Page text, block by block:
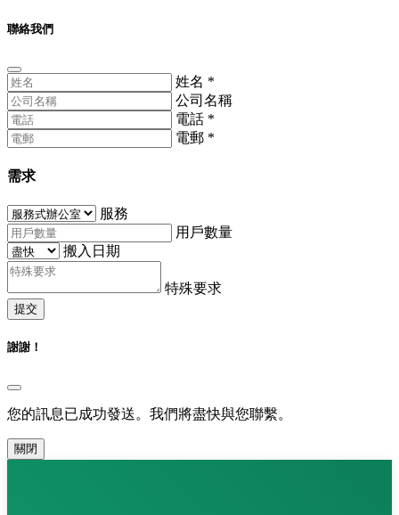
聯絡我們
姓名 *
公司名稱
電話 *
電郵 *
需求
服務
用戶數量
搬入日期
特殊要求
提交
謝謝！
您的訊息已成功發送。我們將盡快與您聯繫。
關閉